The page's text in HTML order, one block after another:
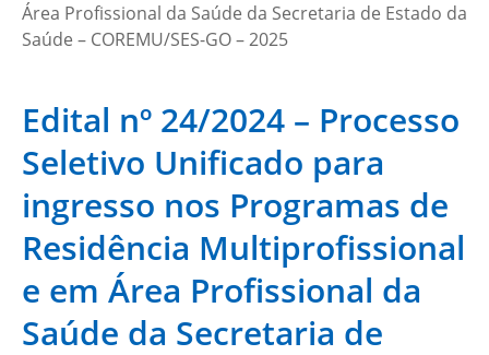
Área Profissional da Saúde da Secretaria de Estado da
Saúde – COREMU/SES-GO – 2025
Edital nº 24/2024 – Processo
Seletivo Unificado para
ingresso nos Programas de
Residência Multiprofissional
e em Área Profissional da
Saúde da Secretaria de